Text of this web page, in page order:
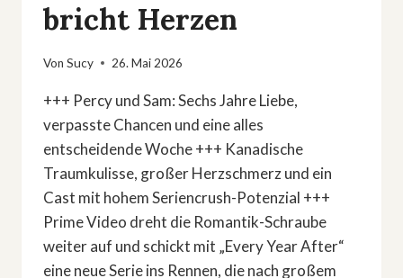
bricht Herzen
Von Sucy 26. Mai 2026
+++ Percy und Sam: Sechs Jahre Liebe,
verpasste Chancen und eine alles
entscheidende Woche +++ Kanadische
Traumkulisse, großer Herzschmerz und ein
Cast mit hohem Seriencrush-Potenzial +++
Prime Video dreht die Romantik-Schraube
weiter auf und schickt mit „Every Year After“
eine neue Serie ins Rennen, die nach großem